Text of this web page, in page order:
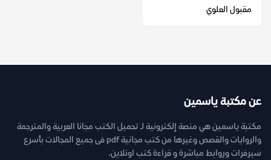
مقبول العلوي
عن مكتبة ياسمين
مكتبة ياسمين هي منصة إلكترونية لـ تحميل الكتب مجانا العربية والمترجمة
والروايات والقصص وغيرها من كتب مجانية pdf فى جميع المجالات بأسرع
سيرفرات وروابط مباشرة و قراءة كتب اونلاين.